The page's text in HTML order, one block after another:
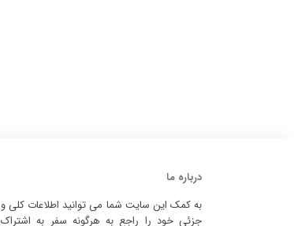
درباره ما
به کمک این سایت شما می توانید اطلاعات کلی و
جزئی خود را راجع به هرگونه سفر به اشتراک